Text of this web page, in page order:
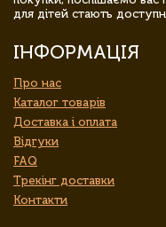
для дітей стають
ІНФОРМАЦІЯ
Про нас
Каталог товарів
Доставка і оплата
Відгуки
FAQ
Трекінг доставки
Контакти